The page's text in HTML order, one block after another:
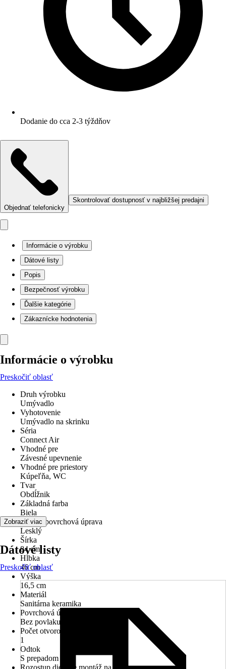
Dodanie do cca 2-3 týždňov
Objednať telefonicky
Skontrolovať dostupnosť v najbližšej predajni
Informácie o výrobku
Dátové listy
Popis
Bezpečnosť výrobku
Ďalšie kategórie
Zákaznícke hodnotenia
Informácie o výrobku
Preskočiť oblasť
Druh výrobku
Umývadlo
Vyhotovenie
Umývadlo na skrinku
Séria
Connect Air
Vhodné pre
Závesné upevnenie
Vhodné pre priestory
Kúpeľňa, WC
Tvar
Obdĺžnik
Základná farba
Biela
Povrch/povrchová úprava
Lesklý
Šírka
84 cm
Hĺbka
46 cm
Výška
16,5 cm
Materiál
Sanitárna keramika
Povrchová úprava
Bez povlaku
Počet otvorov na batériu
1
Odtok
S prepadom
Rozostup dier pre montáž na stenu
Zobraziť viac
Dátové listy
Preskočiť oblasť